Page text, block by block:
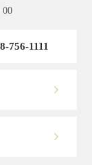
00
756-1111